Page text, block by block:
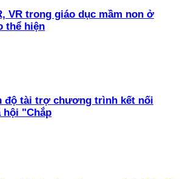
VR trong giáo dục mầm non ở
thể hiện
độ tài trợ chương trình kết nối
hội "Chắp